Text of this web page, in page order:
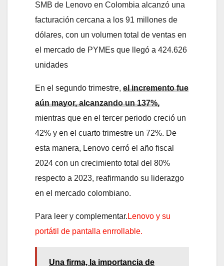
SMB de Lenovo en Colombia alcanzó una
facturación cercana a los 91 millones de
dólares, con un volumen total de ventas en
el mercado de PYMEs que llegó a 424.626
unidades
En el segundo trimestre, el incremento fue
aún mayor, alcanzando un 137%,
mientras que en el tercer periodo creció un
42% y en el cuarto trimestre un 72%. De
esta manera, Lenovo cerró el año fiscal
2024 con un crecimiento total del 80%
respecto a 2023, reafirmando su liderazgo
en el mercado colombiano.
Para leer y complementar.Lenovo y su
portátil de pantalla enrrollable.
Una firma, la importancia de